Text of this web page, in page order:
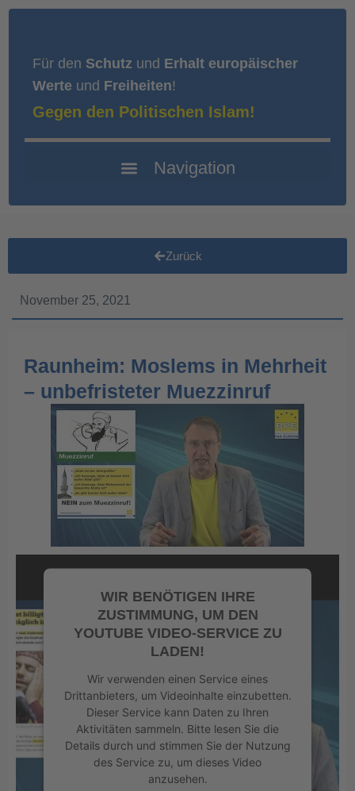
Für den Schutz und Erhalt europäischer
Werte und Freiheiten!
Gegen den Politischen Islam!
Zurück
November 25, 2021
Raunheim: Moslems in Mehrheit
– unbefristeter Muezzinruf
WIR BENÖTIGEN IHRE
ZUSTIMMUNG, UM DEN
YOUTUBE VIDEO-SERVICE ZU
LADEN!
Wir verwenden einen Service eines
Drittanbieters, um Videoinhalte einzubetten.
Dieser Service kann Daten zu Ihren
Aktivitäten sammeln. Bitte lesen Sie die
Details durch und stimmen Sie der Nutzung
des Service zu, um dieses Video
anzusehen.